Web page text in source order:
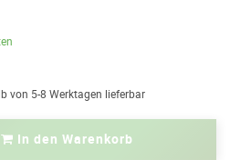
von 5-8 Werktagen lieferbar
In den Warenkorb